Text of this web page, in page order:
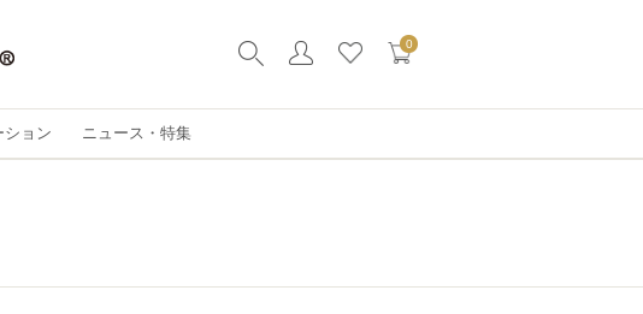
0
ション ニュース・特集